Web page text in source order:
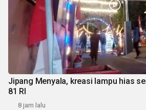
Jipang Menyala, kreasi lampu hias
81 RI
8 jam lalu